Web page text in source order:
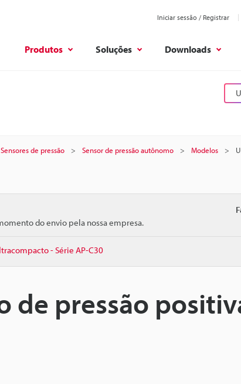
Iniciar sessão / Registrar
Produtos Soluções Downloads
Sensores de pressão Sensor de pressão autônomo Modelos
do envio pela nossa empresa.
- Série AP-C30
de pressão